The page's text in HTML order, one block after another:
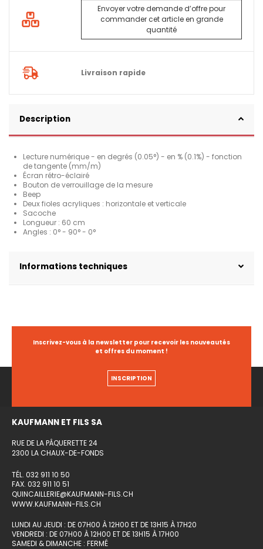
Envoyer votre demande d’offre pour
commander cet article en grande
quantité
Livraison rapide
Description
Lecture numérique - en degrés (0.05°) - en % (0.1%) - fonction
de tangente (mm/m)
Écran rétro-éclairé
Bouton de verrouillage de la mesure
Beep
Deux fioles acryliques : horizontale et verticale
Sacoche
Longueur : 60 cm
Angles : 0° - 90° - 0°
Informations techniques
Inscrivez-vous à la newsletter pour recevoir les nouveautés
et offres du moment !
INSCRIPTION
KAUFMANN ET FILS SA
RUE DE LA PÂQUERETTE 24
2300 LA CHAUX-DE-FONDS
TÉL. 032 911 10 50
FAX. 032 911 10 51
QUINCAILLERIE@KAUFMANN-FILS.CH
WWW.KAUFMANN-FILS.CH
LUNDI AU JEUDI : DE 07H00 À 12H00 ET DE 13H15 À 17H20
VENDREDI : DE 07H00 À 12H00 ET DE 13H15 À 17H00
SAMEDI & DIMANCHE : FERMÉ